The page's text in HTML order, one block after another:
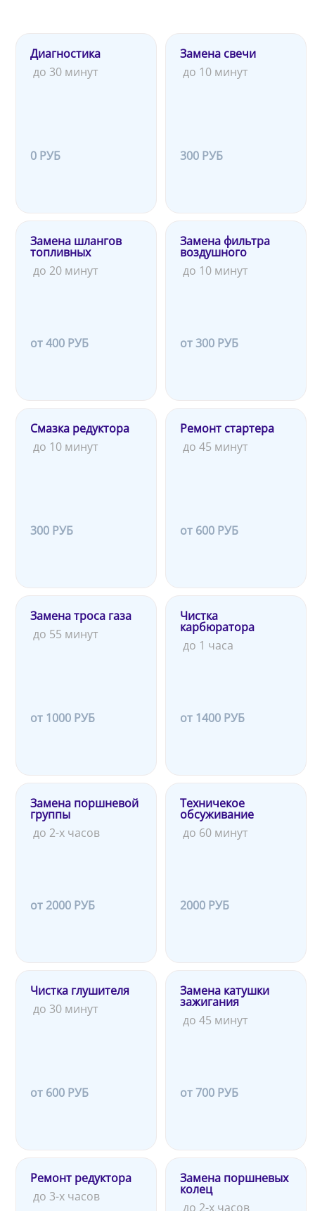
Диагностика
до 30 минут
0 РУБ
Замена свечи
до 10 минут
300 РУБ
Замена шлангов
топливных
до 20 минут
от 400 РУБ
Замена фильтра
воздушного
до 10 минут
от 300 РУБ
Смазка редуктора
до 10 минут
300 РУБ
Ремонт стартера
до 45 минут
от 600 РУБ
Замена троса газа
до 55 минут
от 1000 РУБ
Чистка
карбюратора
до 1 часа
от 1400 РУБ
Замена поршневой
группы
до 2-х часов
от 2000 РУБ
Техничекое
обсуживание
до 60 минут
2000 РУБ
Чистка глушителя
до 30 минут
от 600 РУБ
Замена катушки
зажигания
до 45 минут
от 700 РУБ
Ремонт редуктора
до 3-х часов
Замена поршневых
колец
до 2-х часов